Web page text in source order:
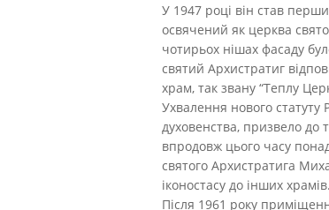
У 1947 році він став
освячений як церква
чотирьох нішах фасаду
святий Архистратиг
храм, так звану “Теплу
Ухвалення нового
духовенства, призвело до
впродовж цього часу
святого Архистратига
іконостасу до інших
Після 1961 року